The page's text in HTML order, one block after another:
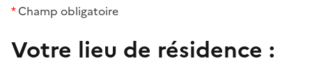
*Champ obligatoire
Votre lieu de résidence :